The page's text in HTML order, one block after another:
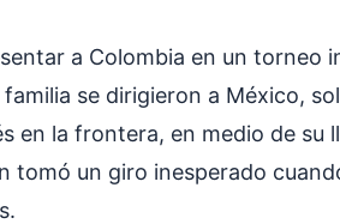
a Colombia en un torneo
se dirigieron a México,
en la frontera, en medio de su
tomó un giro inesperado